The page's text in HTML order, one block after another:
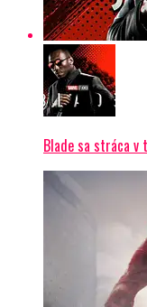
Blade sa stráca v